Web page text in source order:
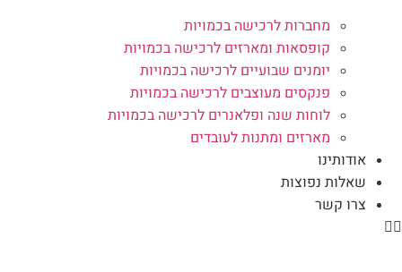
מחברות לרכישה בכמויות
קופסאות ומארזים לרכישה בכמויות
יומנים שבועיים לרכישה בכמויות
פנקסים מעוצבים לרכישה בכמויות
לוחות שנה ופלאנרים לרכישה בכמויות
מארזים ומתנות לעובדים
אודותינו
שאלות נפוצות
צרו קשר